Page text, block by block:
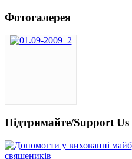
Фотогалерея
Підтримайте/Support Us